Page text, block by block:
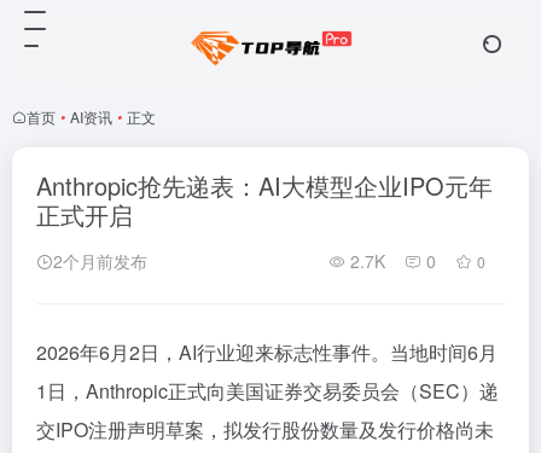
首页 • AI资讯 • 正文
Anthropic抢先递表：AI大模型企业IPO元年
正式开启
2个月前发布 2.7K 0 0
2026年6月2日，AI行业迎来标志性事件。当地时间6月
1日，Anthropic正式向美国证券交易委员会（SEC）递
交IPO注册声明草案，拟发行股份数量及发行价格尚未